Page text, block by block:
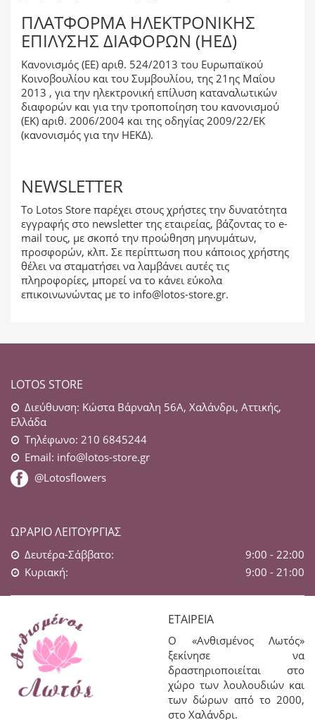
ΠΛΑΤΦΌΡΜΑ ΗΛΕΚΤΡΟΝΙΚΉΣ
ΕΠΊΛΥΣΗΣ ΔΙΑΦΟΡΏΝ (ΗΕΔ)
Κανονισμός (ΕΕ) αριθ. 524/2013 του Ευρωπαϊκού
Κοινοβουλίου και του Συμβουλίου, της 21ης Μαΐου
2013 , για την ηλεκτρονική επίλυση καταναλωτικών
διαφορών και για την τροποποίηση του κανονισμού
(ΕΚ) αριθ. 2006/2004 και της οδηγίας 2009/22/ΕΚ
(κανονισμός για την ΗΕΚΔ).
NEWSLETTER
Το Lotos Store παρέχει στους χρήστες την δυνατότητα
εγγραφής στο newsletter της εταιρείας, βάζοντας το e-
mail τους, με σκοπό την προώθηση μηνυμάτων,
προσφορών, κλπ. Σε περίπτωση που κάποιος χρήστης
θέλει να σταματήσει να λαμβάνει αυτές τις
πληροφορίες, μπορεί να το κάνει εύκολα
επικοινωνώντας με το info@lotos-store.gr.
LOTOS STORE
Διεύθυνση: Κώστα Βάρναλη 56Α, Χαλάνδρι, Αττικής,
Ελλάδα
Τηλέφωνο: 210 6845244
Email: info@lotos-store.gr
@Lotosflowers
ΩΡΆΡΙΟ ΛΕΙΤΟΥΡΓΊΑΣ
Δευτέρα-Σάββατο:
9:00 - 22:00
Κυριακή:
9:00 - 21:00
ΕΤΑΙΡΕΊΑ
Ο «Ανθισμένος Λωτός»
ξεκίνησε να
δραστηριοποιείται στο
χώρο των λουλουδιών και
των δώρων από το 2000,
στο Χαλάνδρι.